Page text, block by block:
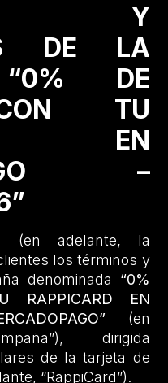
Y
DE LA
“0% DE
TU
EN
–
(en adelante, la
los términos y
denominada “0%
RAPPICARD EN
(en
dirigida
de la tarjeta de
“RappiCard”).